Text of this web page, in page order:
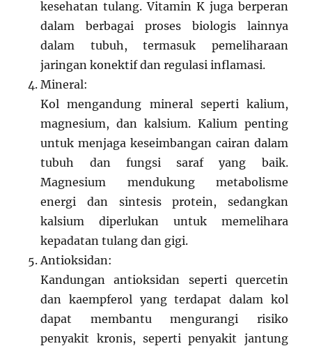
kesehatan tulang. Vitamin K juga berperan
dalam berbagai proses biologis lainnya
dalam tubuh, termasuk pemeliharaan
jaringan konektif dan regulasi inflamasi.
Mineral:
Kol mengandung mineral seperti kalium,
magnesium, dan kalsium. Kalium penting
untuk menjaga keseimbangan cairan dalam
tubuh dan fungsi saraf yang baik.
Magnesium mendukung metabolisme
energi dan sintesis protein, sedangkan
kalsium diperlukan untuk memelihara
kepadatan tulang dan gigi.
Antioksidan:
Kandungan antioksidan seperti quercetin
dan kaempferol yang terdapat dalam kol
dapat membantu mengurangi risiko
penyakit kronis, seperti penyakit jantung